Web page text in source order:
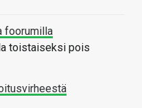
foorumilla
toistaiseksi pois